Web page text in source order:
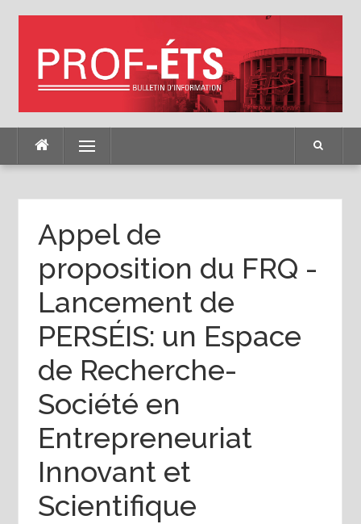
Menu
Appel de
proposition du FRQ -
Lancement de
PERSÉIS: un Espace
de Recherche-
Société en
Entrepreneuriat
Innovant et
Scientifique